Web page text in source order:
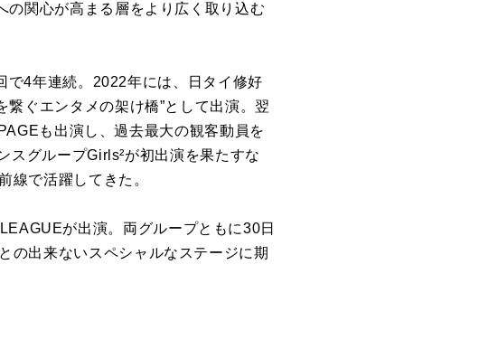
の関心が高まる層をより広く取り込む
で4年連続。2022年には、日タイ修好
ぐエンタメの架け橋”として出演。翌
も出演し、過去最大の観客動員を
スグループGirls²が初出演を果たすな
線で活躍してきた。
が出演。両グループともに30日
の出来ないスペシャルなステージに期